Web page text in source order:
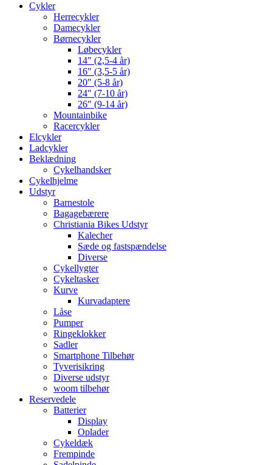
Cykler
Herrecykler
Damecykler
Børnecykler
Løbecykler
14″ (2,5-4 år)
16″ (3,5-5 år)
20″ (5-8 år)
24″ (7-10 år)
26″ (9-14 år)
Mountainbike
Racercykler
Elcykler
Ladcykler
Beklædning
Cykelhandsker
Cykelhjelme
Udstyr
Barnestole
Bagagebærere
Christiania Bikes Udstyr
Kalecher
Sæde og fastspændelse
Diverse
Cykellygter
Cykeltasker
Kurve
Kurvadaptere
Låse
Pumper
Ringeklokker
Sadler
Smartphone Tilbehør
Tyverisikring
Diverse udstyr
woom tilbehør
Reservedele
Batterier
Display
Oplader
Cykeldæk
Frempinde